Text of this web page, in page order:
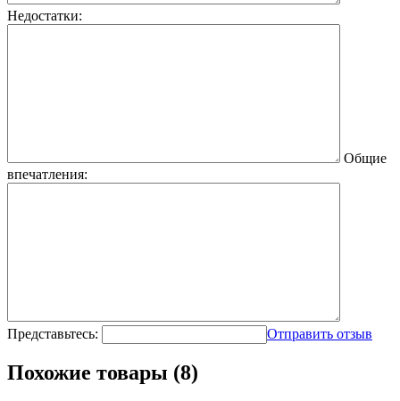
Недостатки:
Общие
впечатления:
Представьтесь: Отправить отзыв
Похожие товары (8)